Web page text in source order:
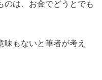
のは、お金でどうとでも
味もないと筆者が考え